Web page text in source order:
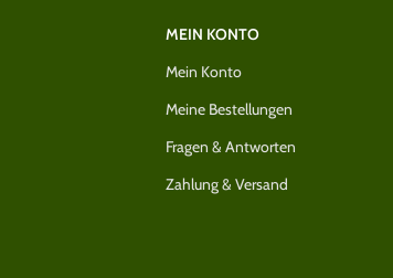
MEIN KONTO
Mein Konto
Meine Bestellungen
Fragen & Antworten
Zahlung & Versand